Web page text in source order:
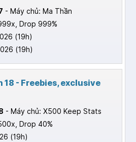
- Máy chủ: Ma Thần
Drop 999%
(19h)
(19h)
18 - Freebies, exclusive
- Máy chủ: X500 Keep Stats
Drop 40%
(19h)